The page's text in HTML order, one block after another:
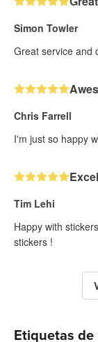
Simon Towler
Great service and
Chris Farrell
I'm just so happy
Tim Lehi
Happy with
stickers !
Etiquetas